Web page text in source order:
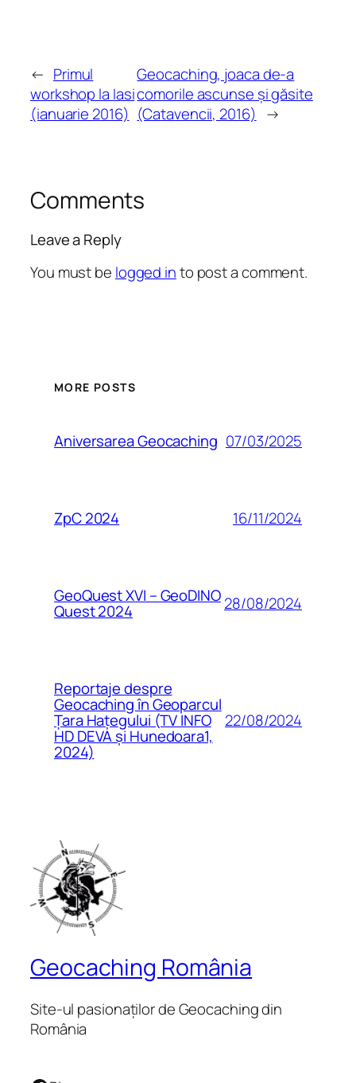
← Primul
workshop la Iasi
(ianuarie 2016)
Geocaching, joaca de-a
comorile ascunse și găsite
(Catavencii, 2016) →
Comments
Leave a Reply
You must be logged into post a comment.
MORE POSTS
Aniversarea Geocaching 07/03/2025
ZpC 2024 16/11/2024
GeoQuest XVI – GeoDINO
Quest 2024 28/08/2024
Reportaje despre
Geocaching în Geoparcul
Țara Hațegului (TV INFO
HD DEVA și Hunedoara1,
2024)
22/08/2024
Geocaching România
Site-ul pasionaților de Geocaching din
România